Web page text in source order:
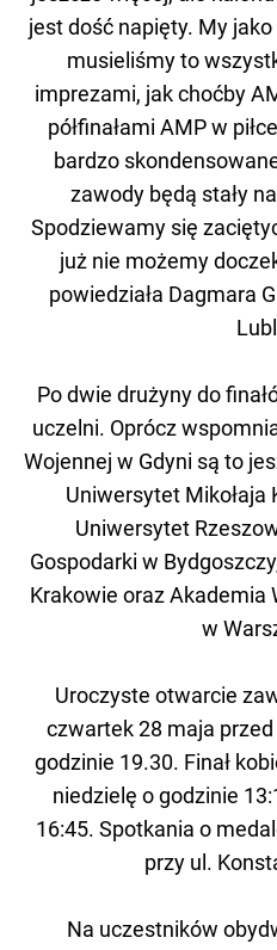
jest dość napięty. My
musieliśmy to
imprezami, jak choćby
półfinałami AMP w
bardzo
zawody będą stały
Spodziewamy się
już nie możemy
powiedziała Dagmara
Po dwie drużyny do
uczelni. Oprócz
Wojennej w Gdyni są to
Uniwersytet Mikołaja
Uniwersytet
Gospodarki w
Krakowie oraz Akademia
w
Uroczyste otwarcie
czwartek 28 maja
godzinie 19.30. Finał
niedzielę o godzinie
16:45. Spotkania o
przy ul.
Na uczestników